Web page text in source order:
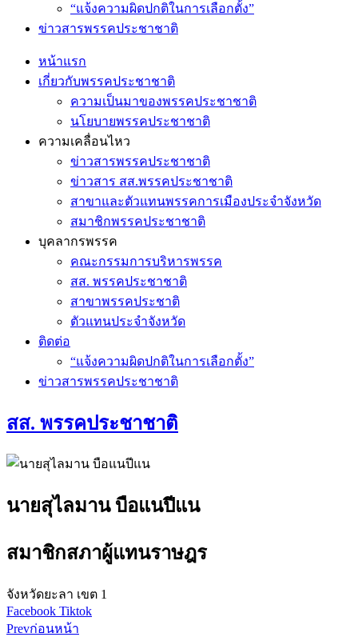
“แจ้งความผิดปกติในการเลือกตั้ง”
ข่าวสารพรรคประชาชาติ
หน้าแรก
เกี่ยวกับพรรคประชาชาติ
ความเป็นมาของพรรคประชาชาติ
นโยบายพรรคประชาชาติ
ความเคลื่อนไหว
ข่าวสารพรรคประชาชาติ
ข่าวสาร สส.พรรคประชาชาติ
สาขาและตัวแทนพรรคการเมืองประจำจังหวัด
สมาชิกพรรคประชาชาติ
บุคลากรพรรค
คณะกรรมการบริหารพรรค
สส. พรรคประชาชาติ
สาขาพรรคประชาติ
ตัวแทนประจำจังหวัด
ติดต่อ
“แจ้งความผิดปกติในการเลือกตั้ง”
ข่าวสารพรรคประชาชาติ
สส. พรรคประชาชาติ
นายสุไลมาน บือแนปีแน
สมาชิกสภาผู้แทนราษฎร
จังหวัดยะลา เขต 1
Facebook Tiktok
Prevก่อนหน้า